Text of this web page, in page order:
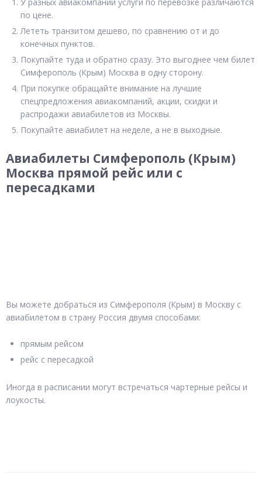
по цене.
Лететь транзитом дешево, по сравнению от и до
конечных пунктов.
Покупайте туда и обратно сразу. Это выгоднее чем билет
Симферополь (Крым) Москва в одну сторону.
При покупке обращайте внимание на лучшие
спецпредложения авиакомпаний, акции, скидки и
распродажи авиабилетов из Москвы.
Покупайте авиабилет на неделе, а не в выходные.
Авиабилеты Симферополь (Крым)
Москва прямой рейс или с
пересадками
Вы можете добраться из Симферополя (Крым) в Москву с
авиабилетом в страну Россия двумя способами:
прямым рейсом
рейс с пересадкой
Иногда в расписании могут встречаться чартерные рейсы и
лоукосты.